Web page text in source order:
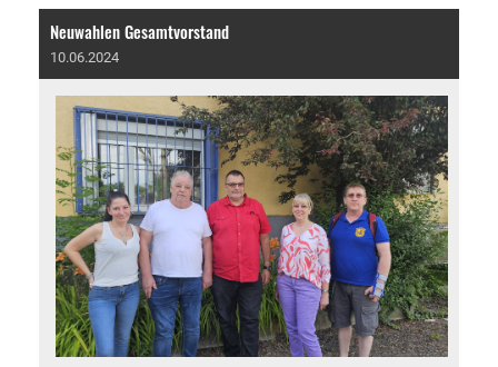
Neuwahlen Gesamtvorstand
10.06.2024